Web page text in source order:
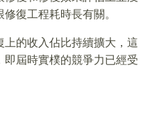
復工程耗時長有關。
上的收入佔比持續擴大，這
屆時實樸的競爭力已經受